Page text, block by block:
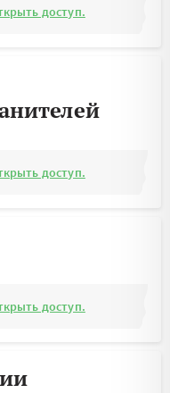
доступ.
доступ.
доступ.